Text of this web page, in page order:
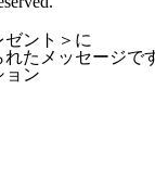
ント＞に
たメッセージで
ョン